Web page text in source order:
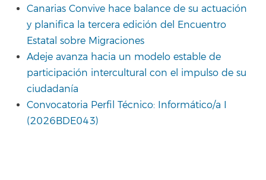
Canarias Convive hace balance de su actuación
y planifica la tercera edición del Encuentro
Estatal sobre Migraciones
Adeje avanza hacia un modelo estable de
participación intercultural con el impulso de su
ciudadanía
Convocatoria Perfil Técnico: Informático/a I
(2026BDE043)